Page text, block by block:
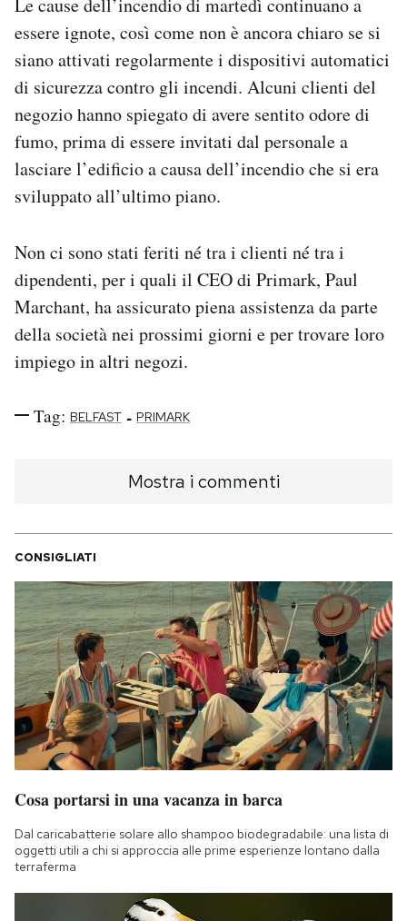
essere ignote, così come non è ancora chiaro se si
siano attivati regolarmente i dispositivi automatici
di sicurezza contro gli incendi. Alcuni clienti del
negozio hanno spiegato di avere sentito odore di
fumo, prima di essere invitati dal personale a
lasciare l’edificio a causa dell’incendio che si era
sviluppato all’ultimo piano.
Non ci sono stati feriti né tra i clienti né tra i
dipendenti, per i quali il CEO di Primark, Paul
Marchant, ha assicurato piena assistenza da parte
della società nei prossimi giorni e per trovare loro
impiego in altri negozi.
Tag: BELFAST - PRIMARK
Mostra i commenti
CONSIGLIATI
Cosa portarsi in una vacanza in barca
Dal caricabatterie solare allo shampoo biodegradabile: una lista di
oggetti utili a chi si approccia alle prime esperienze lontano dalla
terraferma